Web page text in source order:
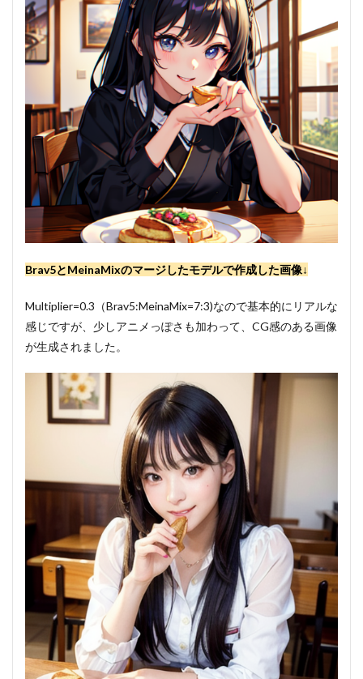
Brav5とMeinaMixのマージしたモデルで作成した画像↓
Multiplier=0.3（Brav5:MeinaMix=7:3)なので基本的にリアルな
感じですが、少しアニメっぽさも加わって、CG感のある画像
が生成されました。